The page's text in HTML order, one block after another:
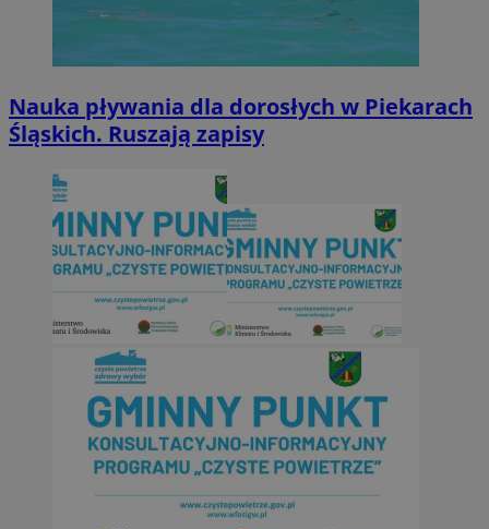
Nauka pływania dla dorosłych w Piekarach
Śląskich. Ruszają zapisy